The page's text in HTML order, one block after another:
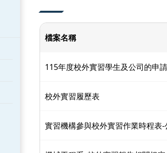
檔案名稱
115年度校外實習學生及公司的申
校外實習履歷表
實習機構參與校外實習作業時程表